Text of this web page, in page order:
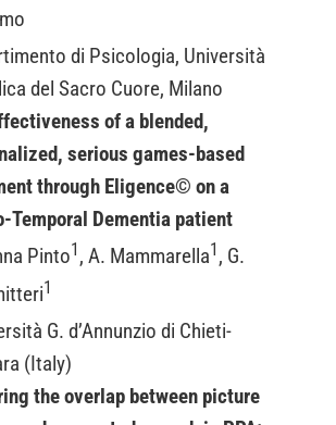
di Psicologia, Università
del Sacro Cuore, Milano
of a blended,
serious games-based
through Eligence© on a
Temporal Dementia patient
Pinto1 , A. Mammarella1 , G.
1
G. d’Annunzio di Chieti-
(Italy)
the overlap between picture